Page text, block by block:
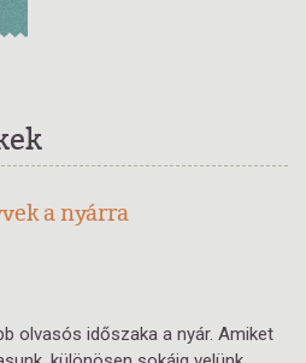
a nyárra
olvasós időszaka a nyár. Amiket